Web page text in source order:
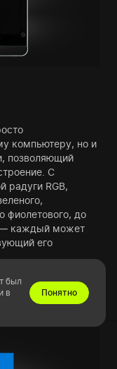
компьютеру, но и
позволяющий
С
RGB,
фиолетового, до
— каждый может
его
был
в
Понятно